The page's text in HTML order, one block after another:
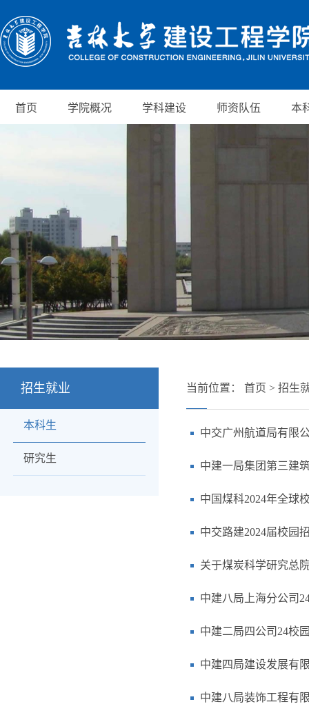
首页 学院概况 学科建设 师资队伍 本
招生就业
本科生
研究生
当前位置： 首页 > 招生
中交广州航道局有限
中建一局集团第三建
中国煤科2024年全球
中交路建2024届校园
关于煤炭科学研究总
中建八局上海分公司
中建二局四公司24校
中建四局建设发展有
中建八局装饰工程有